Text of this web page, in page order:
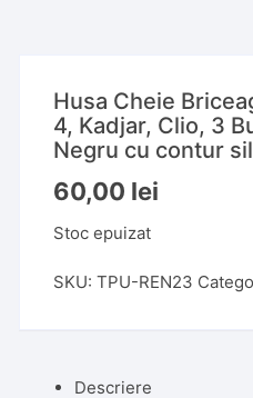
Husa Cheie
4, Kadjar, Clio, 3
Negru cu contur
60,00 lei
Stoc epuizat
SKU:TPU-REN23
Descriere